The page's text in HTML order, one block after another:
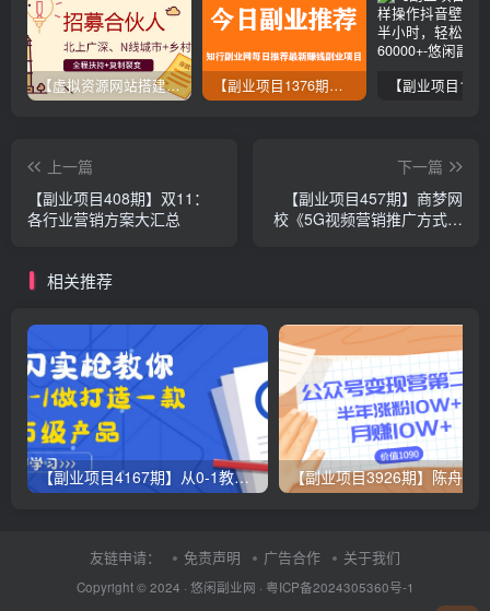
【虚拟资源网站搭建服务】加盟本站系统，做一个和本站一样的独立网站，躺赚的项目 【副业项目1376期】龟课最新闲鱼项目玩法实战教程_全新升级月收益几千到几万
上一篇
【副业项目408期】双11：
各行业营销方案大汇总
下一篇
【副业项目457期】商梦网
校《5G视频营销推广方式》
相关推荐
【副业项目4167期】从0-1教你打造一款千万级产品：策略产品能力+市场分析+竞品分析
友链申请： 免责声明 广告合作 关于我们
Copyright © 2024 · 悠闲副业网 · 粤ICP备2024305360号-1